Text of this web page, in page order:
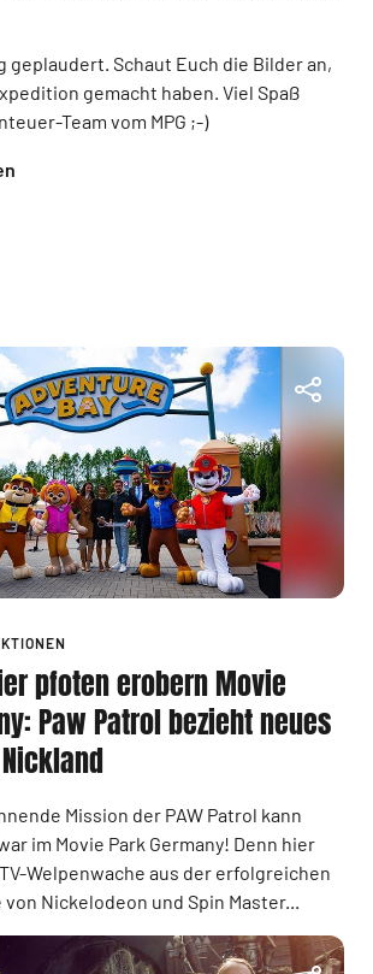
geplaudert. Schaut Euch die Bilder an,
gemacht haben. Viel Spaß
Team vom MPG ;-)
pfoten erobern Movie
Paw Patrol bezieht neues
Mission der PAW Patrol kann
im Movie Park Germany! Denn hier
Welpenwache aus der erfolgreichen
Nickelodeon und Spin Master...